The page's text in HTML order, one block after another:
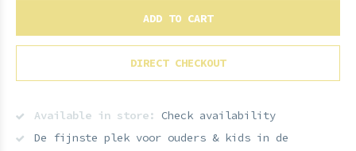
ADD TO CART
DIRECT CHECKOUT
Available in store: Check availability
De fijnste plek voor ouders & kids in de